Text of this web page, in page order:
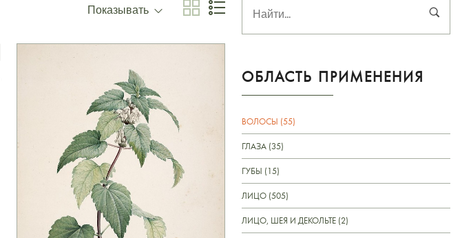
Показывать
ОБЛАСТЬ ПРИМЕНЕНИЯ
ВОЛОСЫ (55)
ГЛАЗА (35)
ГУБЫ (15)
ЛИЦО (505)
ЛИЦО, ШЕЯ И ДЕКОЛЬТЕ (2)